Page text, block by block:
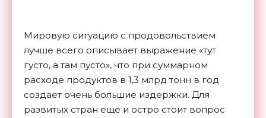
Мировую ситуацию с продовольствием
лучше всего описывает выражение «тут
густо, а там пусто», что при суммарном
расходе продуктов в 1,3 млрд тонн в год
создает очень большие издержки. Для
развитых стран еще и остро стоит вопрос